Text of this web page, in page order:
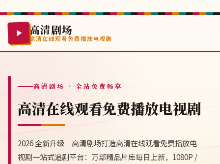
高清剧场
高清在线观看免费播放电视剧
高清剧场 · 全站免费畅享
高清在线观看免费播放电视剧
2026 全新升级｜高清剧场打造高清在线观看免费播放电
视剧一站式追剧平台：万部精品片库每日上新，1080P /